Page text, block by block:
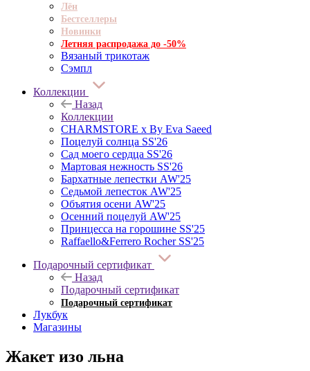
Лён
Бестселлеры
Новинки
Летняя распродажа до -50%
Вязаный трикотаж
Сэмпл
Коллекции
Назад
Коллекции
CHARMSTORE х By Eva Saeed
Поцелуй солнца SS'26
Сад моего сердца SS'26
Мартовая нежность SS'26
Бархатные лепестки AW'25
Седьмой лепесток AW'25
Объятия осени AW'25
Осенний поцелуй AW'25
Принцесса на горошине SS'25
Raffaello&Ferrero Rocher SS'25
Подарочный сертификат
Назад
Подарочный сертификат
Подарочный сертификат
Лукбук
Магазины
Жакет изо льна